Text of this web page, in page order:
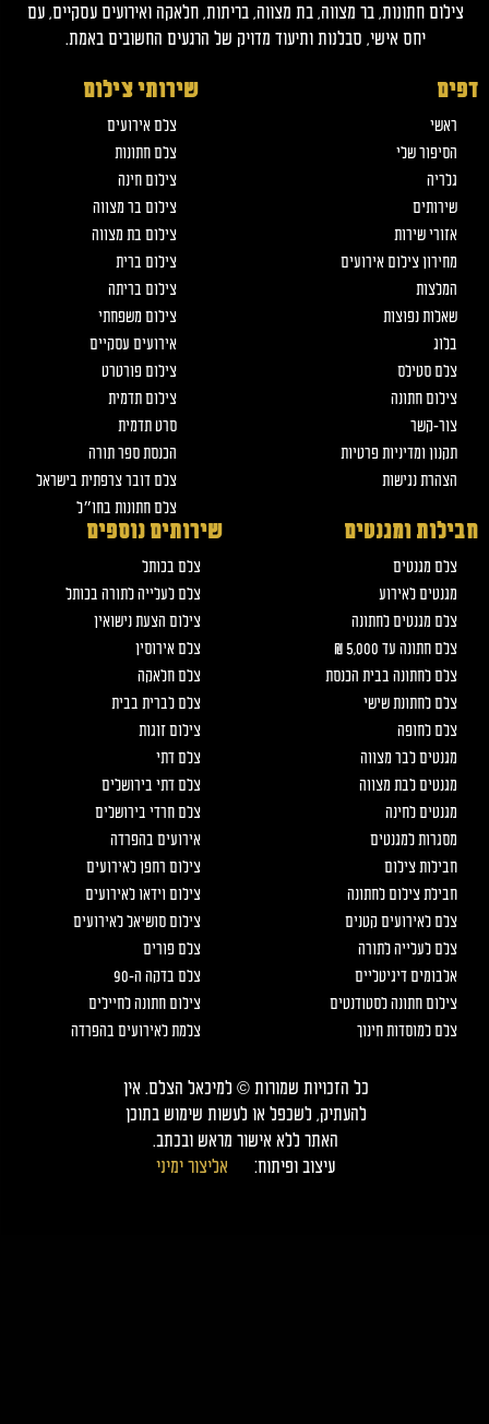
צילום חתונות, בר מצווה, בת מצווה, בריתות, חלאקה ואירועים עסקיים, עם
יחס אישי, סבלנות ותיעוד מדויק של הרגעים החשובים באמת.
דפים
ראשי
הסיפור שלי
גלריה
שירותים
אזורי שירות
מחירון צילום אירועים
המלצות
שאלות נפוצות
בלוג
צלם סטילס
צילום חתונה
צור-קשר
תקנון ומדיניות פרטיות
הצהרת נגישות
שירותי צילום
צלם אירועים
צלם חתונות
צילום חינה
צילום בר מצווה
צילום בת מצווה
צילום ברית
צילום בריתה
צילום משפחתי
אירועים עסקיים
צילום פורטרט
צילום תדמית
סרט תדמית
הכנסת ספר תורה
צלם דובר צרפתית בישראל
צלם חתונות בחו״ל
חבילות ומגנטים
צלם מגנטים
מגנטים לאירוע
צלם מגנטים לחתונה
צלם חתונה עד 5,000 ₪
צלם לחתונה בבית הכנסת
צלם לחתונת שישי
צלם לחופה
מגנטים לבר מצווה
מגנטים לבת מצווה
מגנטים לחינה
מסגרות למגנטים
חבילות צילום
חבילת צילום לחתונה
צלם לאירועים קטנים
צלם לעלייה לתורה
אלבומים דיגיטליים
צילום חתונה לסטודנטים
צלם למוסדות חינוך
שירותים נוספים
צלם בכותל
צלם לעלייה לתורה בכותל
צילום הצעת נישואין
צלם אירוסין
צלם חלאקה
צלם לברית בבית
צילום זוגות
צלם דתי
צלם דתי בירושלים
צלם חרדי בירושלים
אירועים בהפרדה
צילום רחפן לאירועים
צילום וידאו לאירועים
צילום סושיאל לאירועים
צלם פורים
צלם בדקה ה-90
צילום חתונה לחיילים
צלמת לאירועים בהפרדה
כל הזכויות שמורות © למיכאל הצלם. אין
להעתיק, לשכפל או לעשות שימוש בתוכן
האתר ללא אישור מראש ובכתב.
עיצוב ופיתוח:
אליצור ימיני